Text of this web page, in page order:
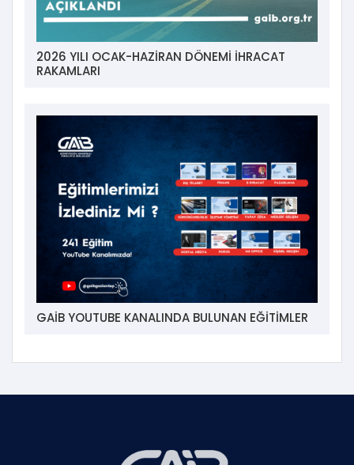
2026 YILI OCAK-HAZİRAN DÖNEMİ İHRACAT
RAKAMLARI
GAİB YOUTUBE KANALINDA BULUNAN EĞİTİMLER